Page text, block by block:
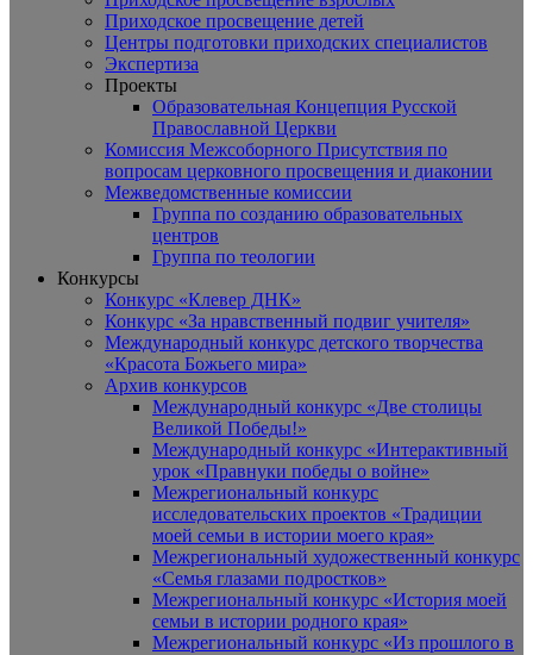
Приходское просвещение детей
Центры подготовки приходских специалистов
Экспертиза
Проекты
Образовательная Концепция Русской
Православной Церкви
Комиссия Межсоборного Присутствия по
вопросам церковного просвещения и диаконии
Межведомственные комиссии
Группа по созданию образовательных
центров
Группа по теологии
Конкурсы
Конкурс «Клевер ДНК»
Конкурс «За нравственный подвиг учителя»
Международный конкурс детского творчества
«Красота Божьего мира»
Архив конкурсов
Международный конкурс «Две столицы
Великой Победы!»
Международный конкурс «Интерактивный
урок «Правнуки победы о войне»
Межрегиональный конкурс
исследовательских проектов «Традиции
моей семьи в истории моего края»
Межрегиональный художественный конкурс
«Семья глазами подростков»
Межрегиональный конкурс «История моей
семьи в истории родного края»
Межрегиональный конкурс «Из прошлого в